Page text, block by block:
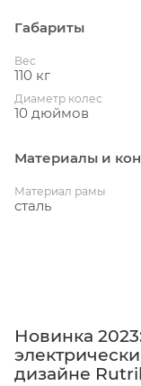
Габариты
Вес
110 кг
Диаметр колес
10 дюймов
Материалы и
Материал рамы
сталь
Новинка
дизайне